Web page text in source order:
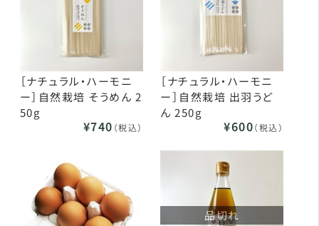
［ナチュラル・ハーモニ
ー］自然栽培 そうめん 2
50g
¥740 （税込）
［ナチュラル・ハーモニ
ー］自然栽培 出羽うど
ん 250g
¥600（税込）
品切れ